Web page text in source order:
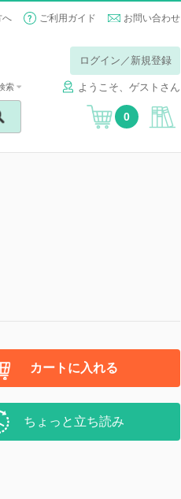
へ ご利用ガイド お問い合わせ
ログイン／新規登録
ようこそ、ゲストさん
索
0
カートに入れる
ちょっと立ち読み